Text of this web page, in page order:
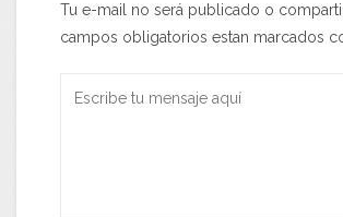
Tu e-mail no será publicado o
campos obligatorios estan marcados